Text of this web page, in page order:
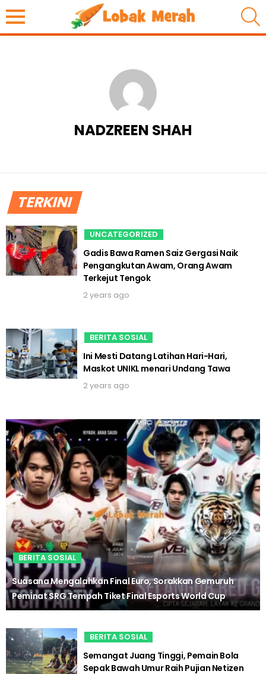
NADZREEN SHAH
TERKINI
UNCATEGORIZED
Gadis Bawa Ramen Saiz Gergasi Naik
Pengangkutan Awam, Orang Awam
Terkejut Tengok
2 years ago
BERITA SOSIAL
Ini Mesti Datang Latihan Hari-Hari,
Maskot UNIKL menari Undang Tawa
2 years ago
BERITA SOSIAL
Suasana Mengalahkan Final Euro, Sorakkan Gemuruh
Peminat SRG Tempah Tiket Final Esports World Cup
BERITA SOSIAL
Semangat Juang Tinggi, Pemain Bola
Sepak Bawah Umur Raih Pujian Netizen